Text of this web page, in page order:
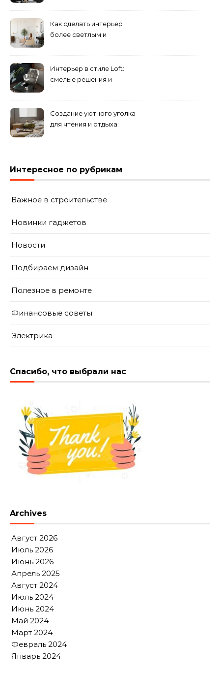
направлений для создания
уникального комплекса
Как сделать интерьер
более светлым и
помещения
Интерьер в стиле Loft:
смелые решения и
Создание уютного уголка
для чтения и отдыха:
Интересное по рубрикам
Важное в строительстве
Новинки гаджетов
Новости
Подбираем дизайн
Полезное в ремонте
Финансовые советы
Электрика
Спасибо, что выбрали нас
Archives
Август 2026
Июль 2026
Июнь 2026
Апрель 2025
Август 2024
Июль 2024
Июнь 2024
Май 2024
Март 2024
Февраль 2024
Январь 2024